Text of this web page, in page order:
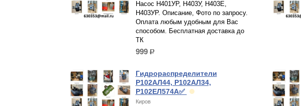
Насос Н401УР, Н403У, Н403Е,
Н403УР. Описание, Фото по запросу.
Оплата любым удобным для Вас
способом. Бесплатная доставка до
ТК
999 р.
Гидрораспределители
Р102АЛ44, Р102АЛ34,
Р102ЕЛ574А✅
Киров